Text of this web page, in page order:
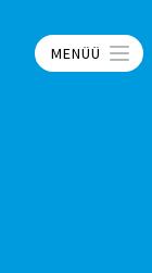
MENÜÜ